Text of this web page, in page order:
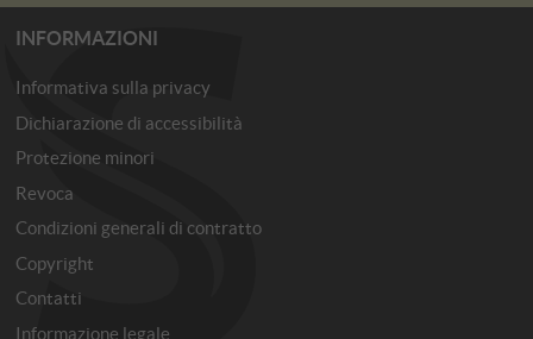
INFORMAZIONI
Informativa sulla privacy
Dichiarazione di accessibilità
Protezione minori
Revoca
Condizioni generali di contratto
Copyright
Contatti
Informazione legale